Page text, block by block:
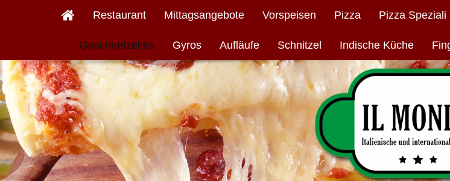
Restaurant Mittagsangebote Vorspeisen Pizza Pizza Speziali
Geschnetzeltes Gyros Aufläufe Schnitzel Indische Küche